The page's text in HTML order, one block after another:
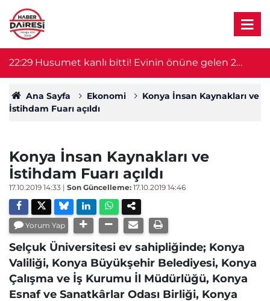
22:29 Husumet kanlı bitti! Evinin önüne gelen 2
kişiyi öldürdü
Ana Sayfa Ekonomi
Konya İnsan Kaynakları ve
İstihdam Fuarı açıldı
Konya İnsan Kaynakları ve
İstihdam Fuarı açıldı
17.10.2019 14:33 | Son Güncelleme: 17.10.2019 14:46
Yorum Yap
Selçuk Üniversitesi ev sahipliğinde; Konya
Valiliği, Konya Büyükşehir Belediyesi, Konya
Çalışma ve İş Kurumu İl Müdürlüğü, Konya
Esnaf ve Sanatkârlar Odası Birliği, Konya